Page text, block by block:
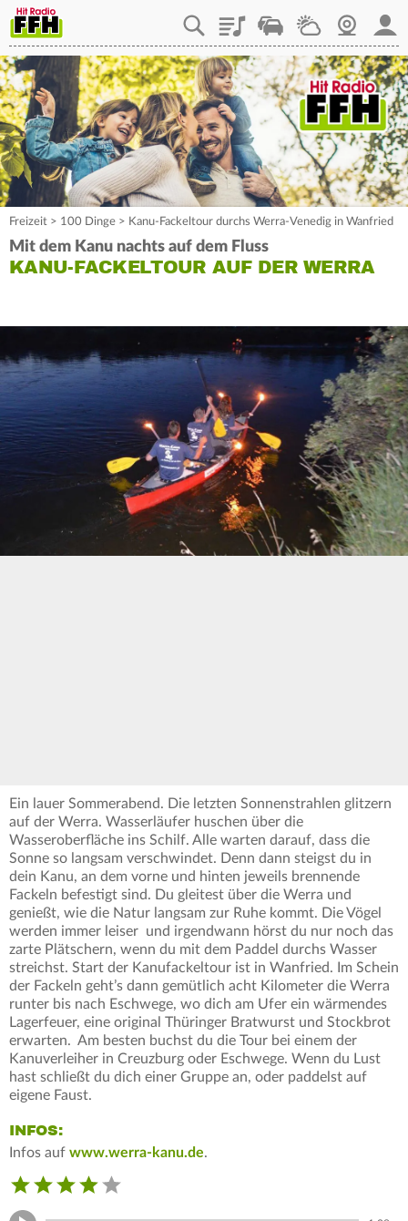
PlaylistStaupilotWetterWebcam
Freizeit > 100 Dinge > Kanu-Fackeltour durchs Werra-Venedig in Wanfried
Mit dem Kanu nachts auf dem Fluss
KANU-FACKELTOUR AUF DER WERRA
Ein lauer Sommerabend. Die letzten Sonnenstrahlen glitzern
auf der Werra. Wasserläufer huschen über die
Wasseroberfläche ins Schilf. Alle warten darauf, dass die
Sonne so langsam verschwindet. Denn dann steigst du in
dein Kanu, an dem vorne und hinten jeweils brennende
Fackeln befestigt sind. Du gleitest über die Werra und
genießt, wie die Natur langsam zur Ruhe kommt. Die Vögel
werden immer leiser und irgendwann hörst du nur noch das
zarte Plätschern, wenn du mit dem Paddel durchs Wasser
streichst. Start der Kanufackeltour ist in Wanfried. Im Schein
der Fackeln geht’s dann gemütlich acht Kilometer die Werra
runter bis nach Eschwege, wo dich am Ufer ein wärmendes
Lagerfeuer, eine original Thüringer Bratwurst und Stockbrot
erwarten. Am besten buchst du die Tour bei einem der
Kanuverleiher in Creuzburg oder Eschwege. Wenn du Lust
hast schließt du dich einer Gruppe an, oder paddelst auf
eigene Faust.
INFOS:
Infos auf www.werra-kanu.de.